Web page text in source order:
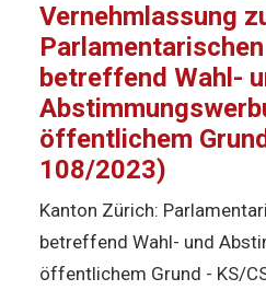
Vernehmlassung
betreffend Wahl-
öffentlichem
108/2023)
Kanton Zürich:
betreffend Wahl- und
öffentlichem Grund - KS/